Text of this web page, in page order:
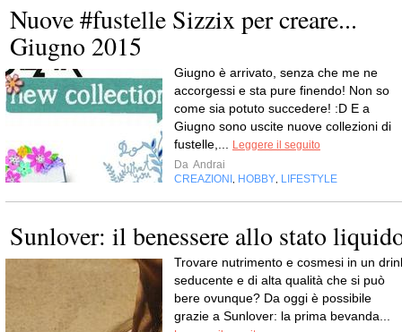
Nuove #fustelle Sizzix per creare...
Giugno 2015
Giugno è arrivato, senza che me ne
accorgessi e sta pure finendo! Non so
come sia potuto succedere! :D E a
Giugno sono uscite nuove collezioni di
fustelle,...
Leggere il seguito
Da Andrai
CREAZIONI HOBBY LIFESTYLE
Sunlover: il benessere allo stato
Trovare nutrimento e cosmesi in un
seducente e di alta qualità che si può
bere ovunque? Da oggi è possibile
grazie a Sunlover: la prima bevanda...